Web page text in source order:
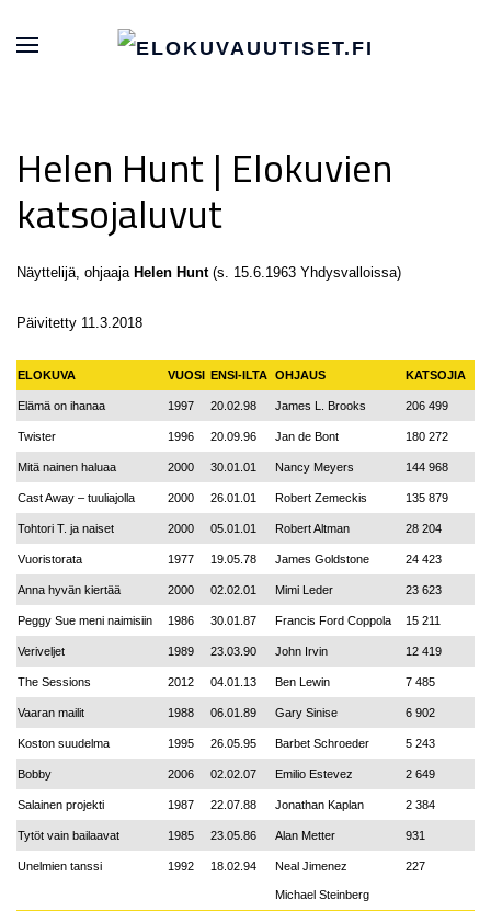
Helen Hunt | Elokuvien
katsojaluvut
Näyttelijä, ohjaaja Helen Hunt (s. 15.6.1963 Yhdysvalloissa)
Päivitetty 11.3.2018
ELOKUVA VUOSI ENSI-ILTA OHJAUS KATSOJIA
Elämä on ihanaa 1997 20.02.98 James L. Brooks 206 499
Twister 1996 20.09.96 Jan de Bont 180 272
Mitä nainen haluaa 2000 30.01.01 Nancy Meyers 144 968
Cast Away – tuuliajolla 2000 26.01.01 Robert Zemeckis 135 879
Tohtori T. ja naiset 2000 05.01.01 Robert Altman 28 204
Vuoristorata 1977 19.05.78 James Goldstone 24 423
Anna hyvän kiertää 2000 02.02.01 Mimi Leder 23 623
Peggy Sue meni naimisiin 1986 30.01.87 Francis Ford Coppola 15 211
Veriveljet 1989 23.03.90 John Irvin 12 419
The Sessions 2012 04.01.13 Ben Lewin 7 485
Vaaran mailit 1988 06.01.89 Gary Sinise 6 902
Koston suudelma 1995 26.05.95 Barbet Schroeder 5 243
Bobby 2006 02.02.07 Emilio Estevez 2 649
Salainen projekti 1987 22.07.88 Jonathan Kaplan 2 384
Tytöt vain bailaavat 1985 23.05.86 Alan Metter 931
Unelmien tanssi 1992 18.02.94 Neal Jimenez
Michael Steinberg
227